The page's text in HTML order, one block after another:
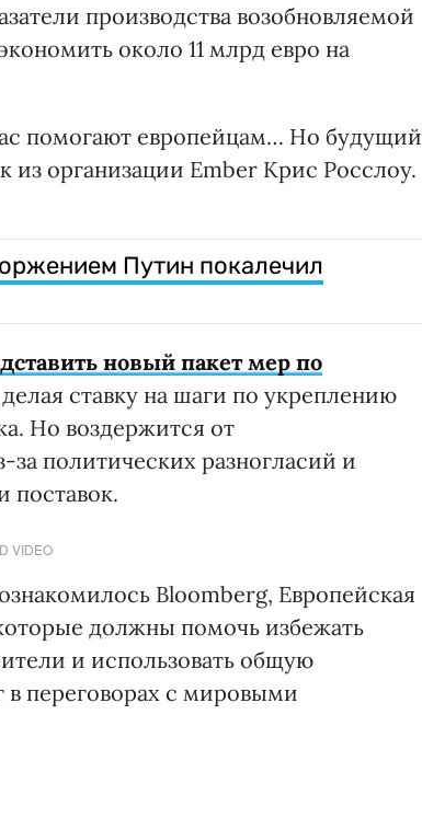
производства возобновляемой
около 11 млрд евро на
помогают европейцам… Но будущий
из организации Ember Крис Росслоу.
Путин покалечил
новый пакет мер по
делая ставку на шаги по укреплению
Но воздержится от
за политических разногласий и
поставок.
VIDEO
Bloomberg, Европейская
должны помочь избежать
и использовать общую
в переговорах с мировыми